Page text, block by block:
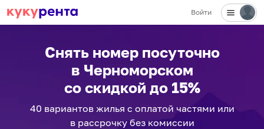
Войти
Снять номер посуточно
в Черноморском
со скидкой до 15%
40 вариантовжилья с оплатой частями или
в рассрочку без комиссии
✕